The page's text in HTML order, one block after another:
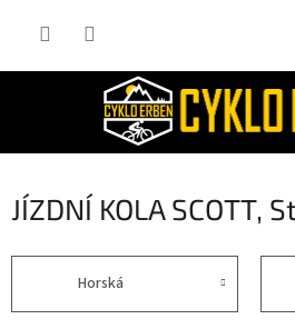
JÍZDNÍ KOLA SCOTT,
Horská